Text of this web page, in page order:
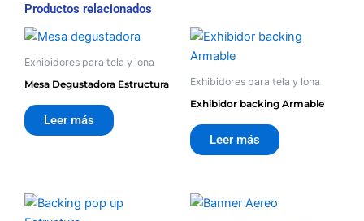
Productos relacionados
Exhibidores para tela y lona
Mesa Degustadora Estructura
Leer más
Exhibidores para tela y lona
Exhibidor backing Armable
Leer más